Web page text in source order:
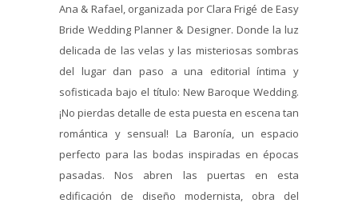
Ana & Rafael, organizada por Clara Frigé de Easy
Bride Wedding Planner & Designer. Donde la luz
delicada de las velas y las misteriosas sombras
del lugar dan paso a una editorial íntima y
sofisticada bajo el título: New Baroque Wedding.
¡No pierdas detalle de esta puesta en escena tan
romántica y sensual! La Baronía, un espacio
perfecto para las bodas inspiradas en épocas
pasadas. Nos abren las puertas en esta
edificación de diseño modernista, obra del